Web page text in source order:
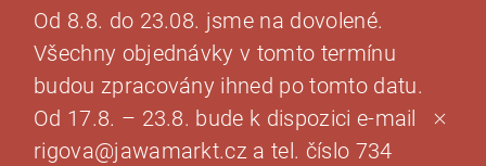
Od 8.8. do 23.08. jsme na dovolené.
Všechny objednávky v tomto termínu
budou zpracovány ihned po tomto datu.
Od 17.8. – 23.8. bude k dispozici e-mail
rigova@jawamarkt.cz a tel. číslo 734